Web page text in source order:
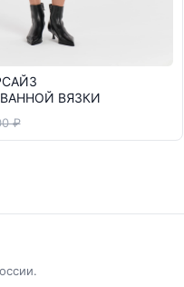
ВЯЗКИ
₽